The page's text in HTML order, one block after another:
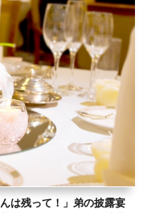
は残って！」弟の披露宴